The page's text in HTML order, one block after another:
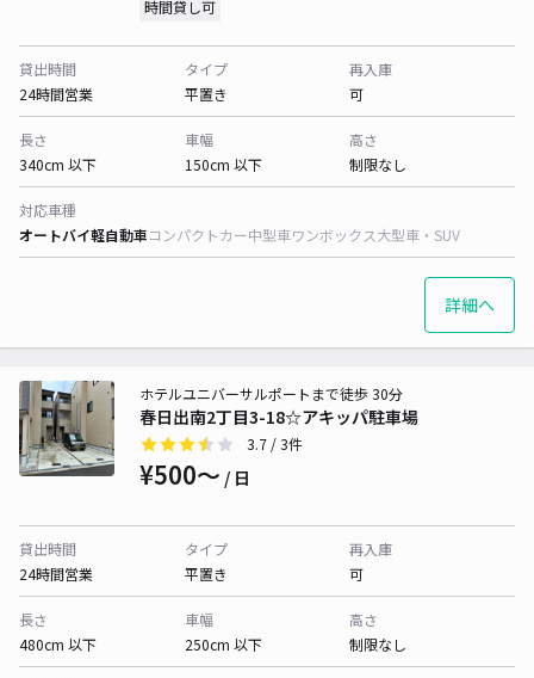
時間貸し可
貸出時間
24時間営業
タイプ
平置き
再入庫
可
長さ
340cm 以下
車幅
150cm 以下
高さ
制限なし
対応車種
オートバイ軽自動車コンパクトカー中型車ワンボックス大型車・SUV
詳細へ
春日出南2丁目3-18☆アキッパ駐車場
ホテルユニバーサルポートまで徒歩 30分
3.7 / 3件
¥500〜 / 日
貸出時間
24時間営業
タイプ
平置き
再入庫
可
長さ
480cm 以下
車幅
250cm 以下
高さ
制限なし